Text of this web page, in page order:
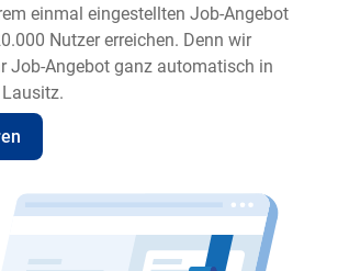
einmal eingestellten Job-Angebot
Nutzer erreichen. Denn wir
Job-Angebot ganz automatisch in